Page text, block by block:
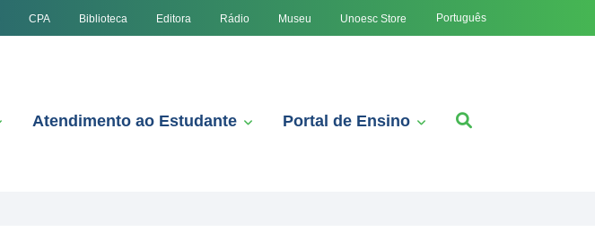
CPA Biblioteca Editora Rádio Museu Unoesc Store Português
Atendimento ao Estudante Portal de Ensino